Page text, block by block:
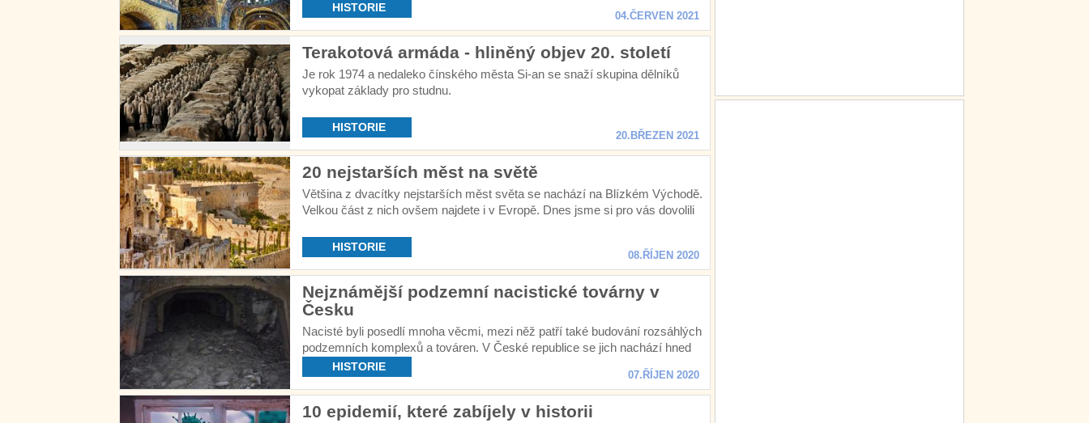
HISTORIE
04.ČERVEN 2021
Terakotová armáda - hliněný objev 20. století
Je rok 1974 a nedaleko čínského města Si-an se snaží skupina dělníků
vykopat základy pro studnu.
HISTORIE
20.BŘEZEN 2021
20 nejstarších měst na světě
Většina z dvacítky nejstarších měst světa se nachází na Blízkém Východě.
Velkou část z nich ovšem najdete i v Evropě. Dnes jsme si pro vás dovolili
HISTORIE
08.ŘÍJEN 2020
Nejznámější podzemní nacistické továrny v
Česku
Nacisté byli posedlí mnoha věcmi, mezi něž patří také budování rozsáhlých
podzemních komplexů a továren. V České republice se jich nachází hned
několik.HISTORIE
07.ŘÍJEN 2020
10 epidemií, které zabíjely v historii